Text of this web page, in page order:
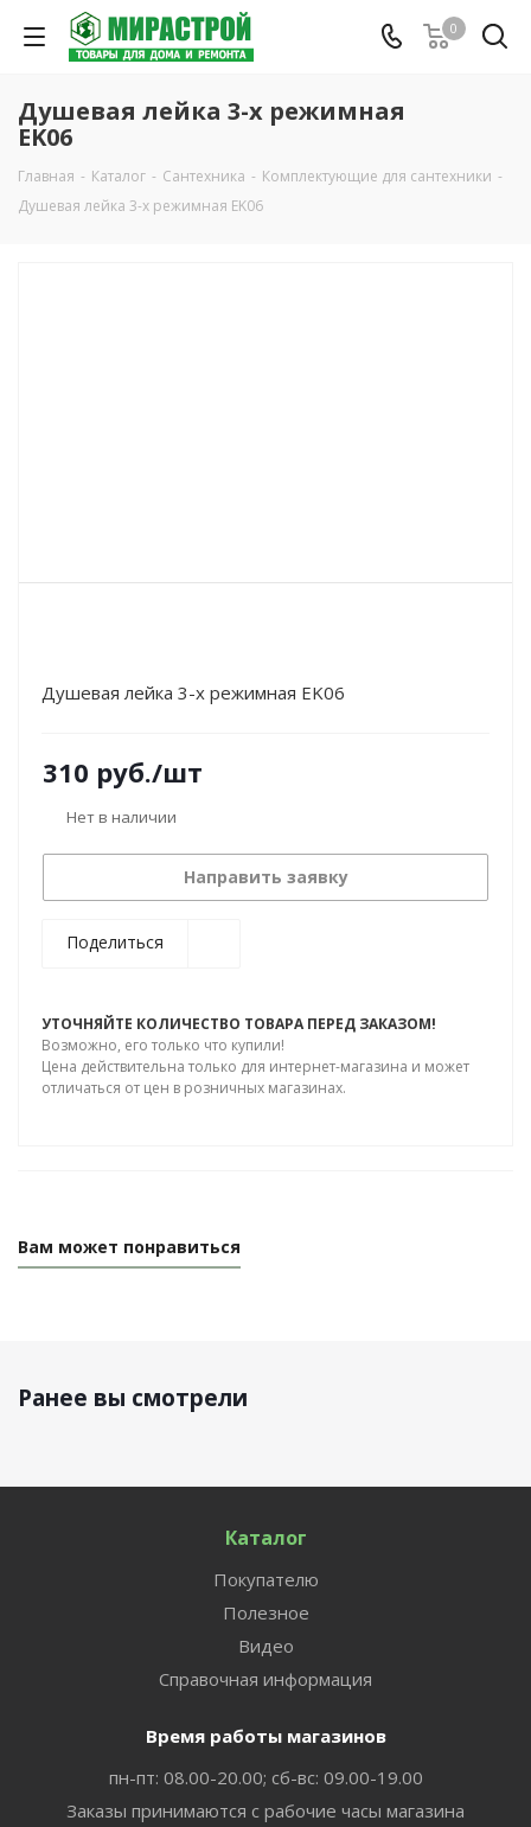
0
Душевая лейка 3-х режимная
EK06
Главная - Каталог - Сантехника - Комплектующие для сантехники -
Душевая лейка 3-х режимная EK06
Душевая лейка 3-х режимная EK06
310 руб./шт
Нет в наличии
Направить заявку
Поделиться
УТОЧНЯЙТЕ КОЛИЧЕСТВО ТОВАРА ПЕРЕД ЗАКАЗОМ!
Возможно, его только что купили!
Цена действительна только для интернет-магазина и может
отличаться от цен в розничных магазинах.
Вам может понравиться
Ранее вы смотрели
Каталог
Покупателю
Полезное
Видео
Справочная информация
Время работы магазинов
пн-пт: 08.00-20.00; сб-вс: 09.00-19.00
Заказы принимаются с рабочие часы магазина